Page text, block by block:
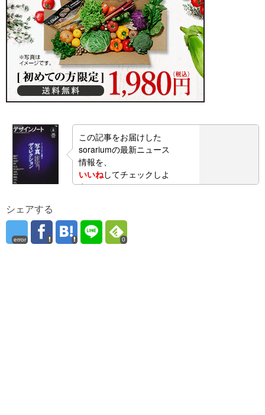
この記事をお届けした
sorariumの最新ニュース
情報を、
いいねしてチェックしよ
う！
シェアする
error 0